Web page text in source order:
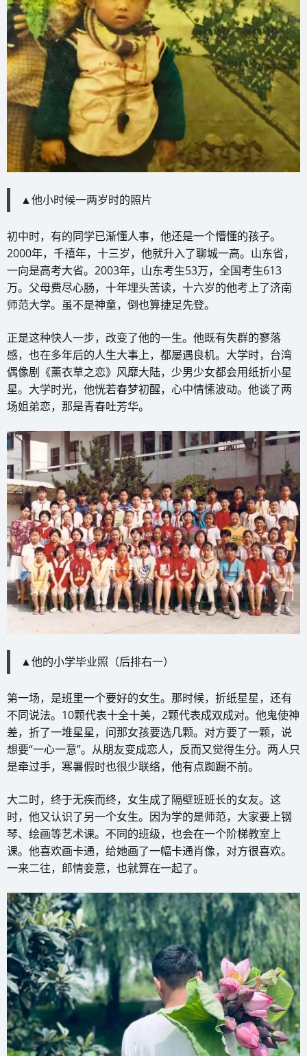
▲他小时候一两岁时的照片
初中时，有的同学已渐懂人事，他还是一个懵懂的孩子。
2000年，千禧年，十三岁，他就升入了聊城一高。山东省，
一向是高考大省。2003年，山东考生53万，全国考生613
万。父母费尽心肠，十年埋头苦读，十六岁的他考上了济南
师范大学。虽不是神童，倒也算捷足先登。
正是这种快人一步，改变了他的一生。他既有失群的寥落
感，也在多年后的人生大事上，都屡遇良机。大学时，台湾
偶像剧《薰衣草之恋》风靡大陆，少男少女都会用纸折小星
星。大学时光，他恍若春梦初醒，心中情愫波动。他谈了两
场姐弟恋，那是青春吐芳华。
▲他的小学毕业照（后排右一）
第一场，是班里一个要好的女生。那时候，折纸星星，还有
不同说法。10颗代表十全十美，2颗代表成双成对。他鬼使神
差，折了一堆星星，问那女孩要选几颗。对方要了一颗，说
想要“一心一意”。从朋友变成恋人，反而又觉得生分。两人只
是牵过手，寒暑假时也很少联络，他有点踟蹰不前。
大二时，终于无疾而终，女生成了隔壁班班长的女友。这
时，他又认识了另一个女生。因为学的是师范，大家要上钢
琴、绘画等艺术课。不同的班级，也会在一个阶梯教室上
课。他喜欢画卡通，给她画了一幅卡通肖像，对方很喜欢。
一来二往，郎情妾意，也就算在一起了。